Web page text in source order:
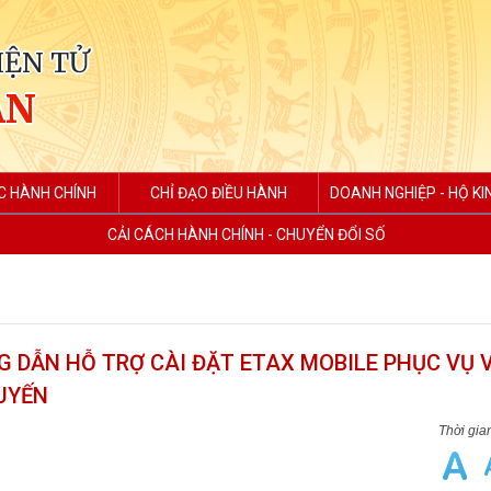
TỬ
HÀNH CHÍNH CHỈ ĐẠO ĐIỀU HÀNH DOANH NGHIỆP - HỘ
CẢI CÁCH HÀNH CHÍNH - CHUYỂN ĐỔI SỐ
DẪN HỖ TRỢ CÀI ĐẶT ETAX MOBILE PHỤC VỤ